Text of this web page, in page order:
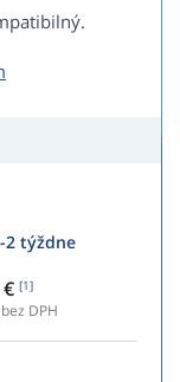
2 týždne
[1]
DPH